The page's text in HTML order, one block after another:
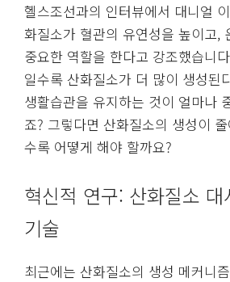
헬스조선과의 인터뷰에서 대니얼
화질소가 혈관의 유연성을 높이고,
중요한 역할을 한다고 강조했습니
일수록 산화질소가 더 많이 생성된
생활습관을 유지하는 것이 얼마나
죠? 그렇다면 산화질소의 생성이
수록 어떻게 해야 할까요?
혁신적 연구: 산화질소
기술
최근에는 산화질소의 생성 메커니